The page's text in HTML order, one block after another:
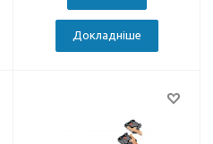
Докладніше